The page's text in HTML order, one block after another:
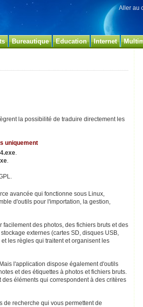
Aller au
Bureautique Education Internet
la possibilité de traduire directement les
uniquement
.
.
avancée qui fonctionne sous Linux,
d'outils pour l'importation, la gestion,
des photos, des fichiers bruts et des
externes (cartes SD, disques USB,
les règles qui traitent et organisent les
l'application dispose également d'outils
et des étiquettes à photos et fichiers bruts.
éléments qui correspondent à des critères
de recherche qui vous permettent de